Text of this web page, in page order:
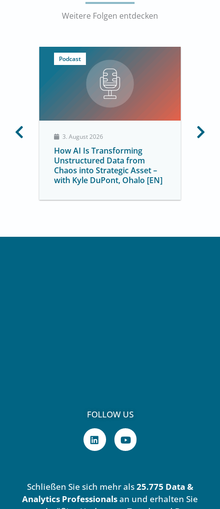
Weitere Folgen entdecken
Podcast
3. August 2026
How AI Is Transforming
Unstructured Data from
Chaos into Strategic Asset –
with Kyle DuPont, Ohalo [EN]
FOLLOW US
L
i
n
i
n
Y
o
u
e
Schließen Sie sich mehr als25.775 Data &
Analytics Professionalsan und erhalten Sie